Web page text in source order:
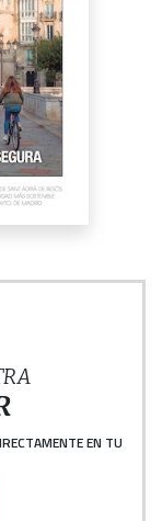
EN TU